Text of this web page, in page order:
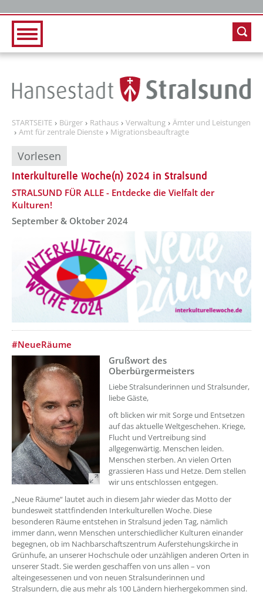
STARTSEITE Bürger Rathaus Verwaltung
Ämter und Leistungen
Amt für zentrale Dienste
Migrationsbeauftragte
Vorlesen
Interkulturelle Woche(n) 2024 in Stralsund
??? absaetzeOben[1]/titel ???
STRALSUND FÜR ALLE - Entdecke die Vielfalt der
Kulturen!
September & Oktober 2024
??? absaetzeOben[2]/titel ???
#NeueRäume
Grußwort des
Oberbürgermeisters
Liebe Stralsunderinnen und Stralsunder,
liebe Gäste,
oft blicken wir mit Sorge und Entsetzen
auf das aktuelle Weltgeschehen. Kriege,
Flucht und Vertreibung sind
allgegenwärtig. Menschen leiden.
Menschen sterben. An vielen Orten
grassieren Hass und Hetze. Dem stellen
wir uns entschlossen entgegen.
„Neue Räume“ lautet auch in diesem Jahr wieder das Motto der
bundesweit stattfindenden Interkulturellen Woche. Diese
besonderen Räume entstehen in Stralsund jeden Tag, nämlich
immer dann, wenn Menschen unterschiedlicher Kulturen einander
begegnen, ob im Nachbarschaftszentrum Auferstehungskirche in
Grünhufe, an unserer Hochschule oder unzähligen anderen Orten in
unserer Stadt. Sie werden geschaffen von uns allen – von
alteingesessenen und von neuen Stralsunderinnen und
Stralsundern, die aus mehr als 100 Ländern hierhergekommen sind.